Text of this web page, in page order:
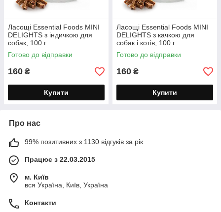
Ласощі Essential Foods MINI
DELIGHTS з індичкою для
собак, 100 г
Готово до відправки
160 ₴
Купити
Ласощі Essential Foods MINI
DELIGHTS з качкою для
собак і котів, 100 г
Готово до відправки
160 ₴
Купити
Про нас
99% позитивних з 1130 відгуків за рік
Працює з 22.03.2015
м. Київ
вся Україна, Київ, Україна
Контакти